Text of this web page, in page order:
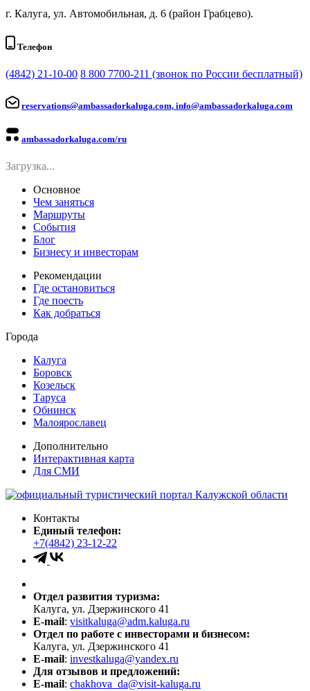
г. Калуга, ул. Автомобильная, д. 6 (район Грабцево).
Телефон
(4842) 21-10-00 8 800 7700-211 (звонок по России бесплатный)
reservations@ambassadorkaluga.com, info@ambassadorkaluga.com
ambassadorkaluga.com/ru
Загрузка...
Основное
Чем заняться
Маршруты
События
Блог
Бизнесу и инвесторам
Рекомендации
Где остановиться
Где поесть
Как добраться
Города
Калуга
Боровск
Козельск
Таруса
Обнинск
Малоярославец
Дополнительно
Интерактивная карта
Для СМИ
Контакты
Единый телефон:
+7(4842) 23-12-22
Отдел развития туризма:
Калуга, ул. Дзержинского 41
E-mail: visitkaluga@adm.kaluga.ru
Отдел по работе с инвесторами и бизнесом:
Калуга, ул. Дзержинского 41
E-mail: investkaluga@yandex.ru
Для отзывов и предложений:
E-mail: chakhova_da@visit-kaluga.ru